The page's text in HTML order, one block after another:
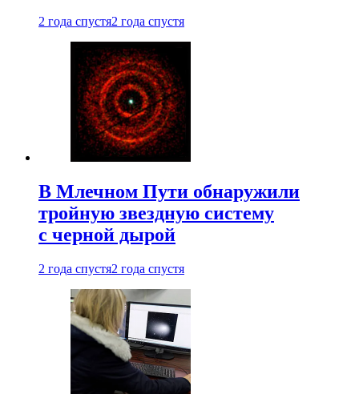
2 года спустя2 года спустя
В Млечном Пути обнаружили
тройную звездную систему
с черной дырой
2 года спустя2 года спустя